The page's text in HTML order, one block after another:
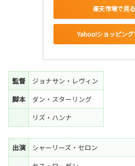
楽天市場で見る
Yahoo!ショッピング
監督
ジョナサン・レヴィン
脚本
ダン・スターリング
リズ・ハンナ
出演
シャーリーズ・セロン